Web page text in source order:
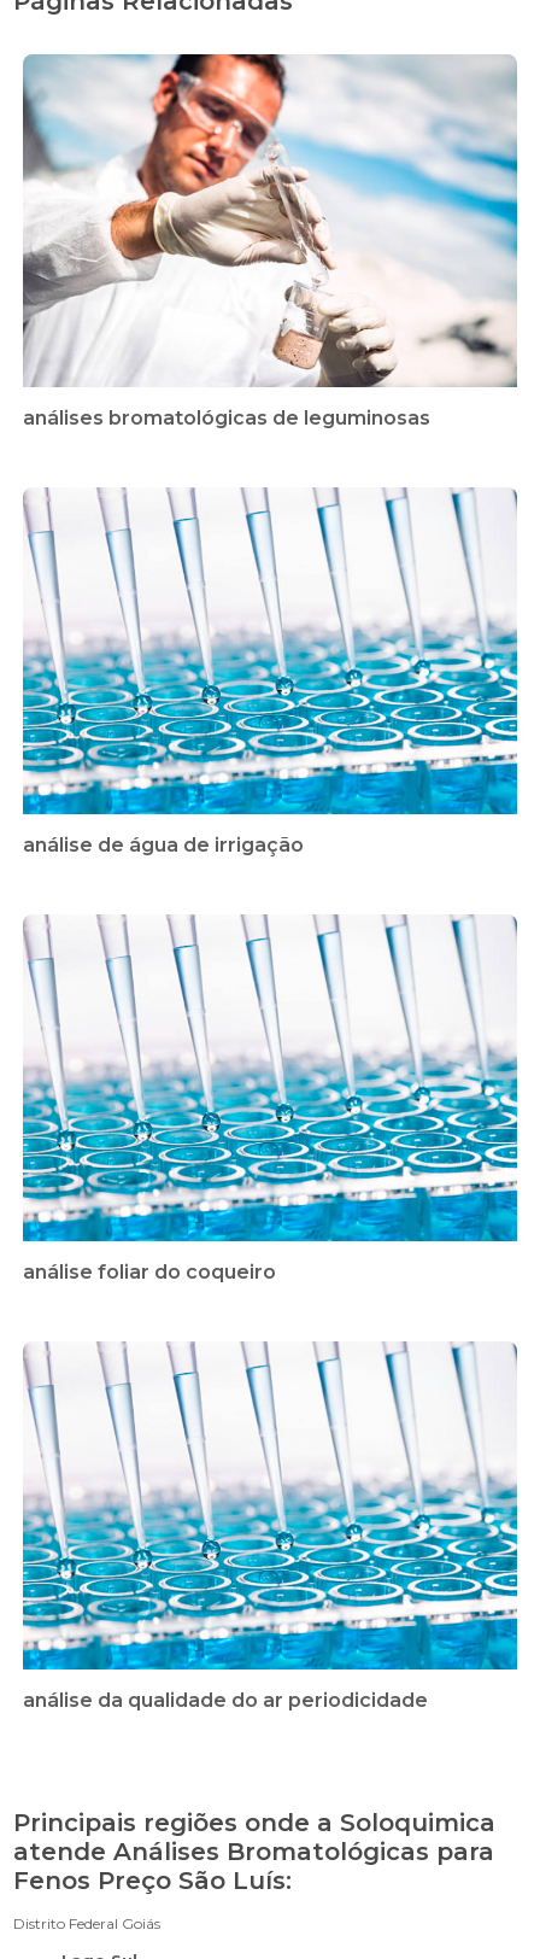
análises bromatológicas de leguminosas
análise de água de irrigação
análise foliar do coqueiro
análise da qualidade do ar periodicidade
Principais regiões onde a Soloquimica
atende Análises Bromatológicas para
Fenos Preço São Luís:
Distrito Federal Goiás